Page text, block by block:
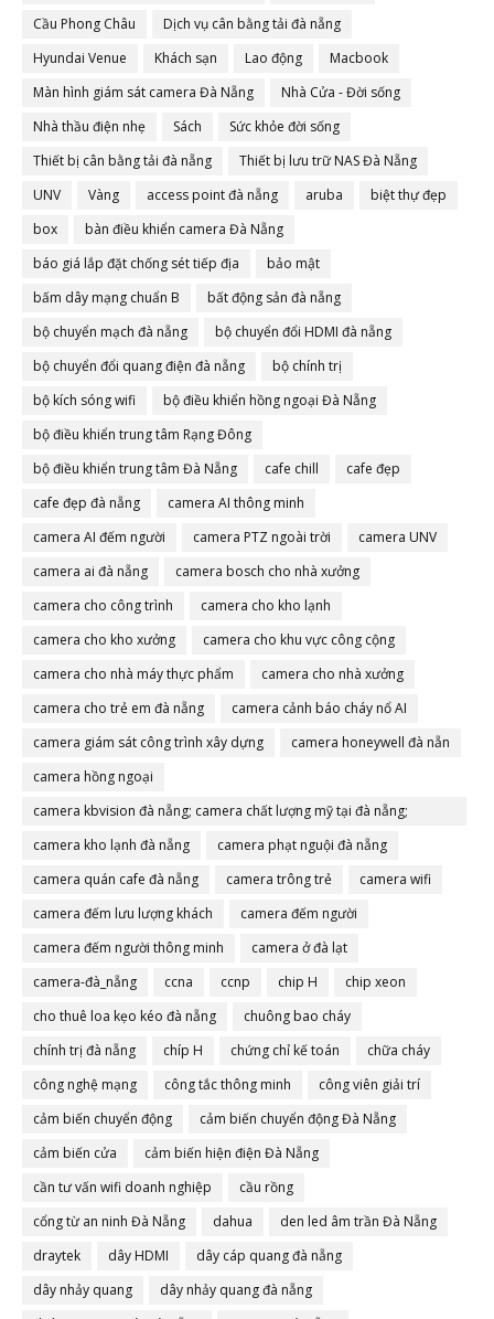
Cầu Phong Châu
Dịch vụ cân bằng tải đà nẵng
Hyundai Venue
Khách sạn Lao động
Macbook
Màn hình giám sát camera Đà Nẵng
Nhà Cửa - Đời sống
Nhà thầu điện nhẹ
Sách
Sức khỏe đời sống
Thiết bị cân bằng tải đà nẵng
Thiết bị lưu trữ NAS Đà Nẵng
UNV
Vàng access point đà nẵng aruba
biệt thự đẹp
box
bàn điều khiển camera Đà Nẵng
báo giá lắp đặt chống sét tiếp địa
bảo mật
bấm dây mạng chuẩn B
bất động sản đà nẵng
bộ chuyển mạch đà nẵng
bộ chuyển đổi HDMI đà nẵng
bộ chuyển đổi quang điện đà nẵng
bộ chính trị
bộ kích sóng wifi
bộ điều khiển hồng ngoại Đà Nẵng
bộ điều khiển trung tâm Rạng Đông
bộ điều khiển trung tâm Đà Nẵng
cafe chill
cafe đẹp
cafe đẹp đà nẵng
camera AI thông minh
camera AI đếm người
camera PTZ ngoài trời
camera UNV
camera ai đà nẵng
camera bosch cho nhà xưởng
camera cho công trình
camera cho kho lạnh
camera cho kho xưởng
camera cho khu vực công cộng
camera cho nhà máy thực phẩm
camera cho nhà xưởng
camera cho trẻ em đà nẵng
camera cảnh báo cháy nổ AI
camera giám sát công trình xây dựng
camera honeywell đà nẵn
camera hồng ngoại
camera kbvision đà nẵng; camera chất lượng mỹ tại đà nẵng;
camera đà nẵng
camera kho lạnh đà nẵng
camera phạt nguội đà nẵng
camera quán cafe đà nẵng
camera trông trẻ
camera wifi
camera đếm lưu lượng khách
camera đếm người
camera đếm người thông minh
camera ở đà lạt
camera-đà_nẵng
ccna ccnp chip H
chip xeon
cho thuê loa kẹo kéo đà nẵng
chuông bao cháy
chính trị đà nẵng
chíp H chứng chỉ kế toán
chữa cháy
công nghệ mạng
công tắc thông minh
công viên giải trí
cảm biến chuyển động
cảm biến chuyển động Đà Nẵng
cảm biến cửa
cảm biến hiện điện Đà Nẵng
cần tư vấn wifi doanh nghiệp
cầu rồng
cổng từ an ninh Đà Nẵng
dahua
den led âm trần Đà Nẵng
draytek
dây HDMI
dây cáp quang đà nẵng
dây nhảy quang
dây nhảy quang đà nẵng